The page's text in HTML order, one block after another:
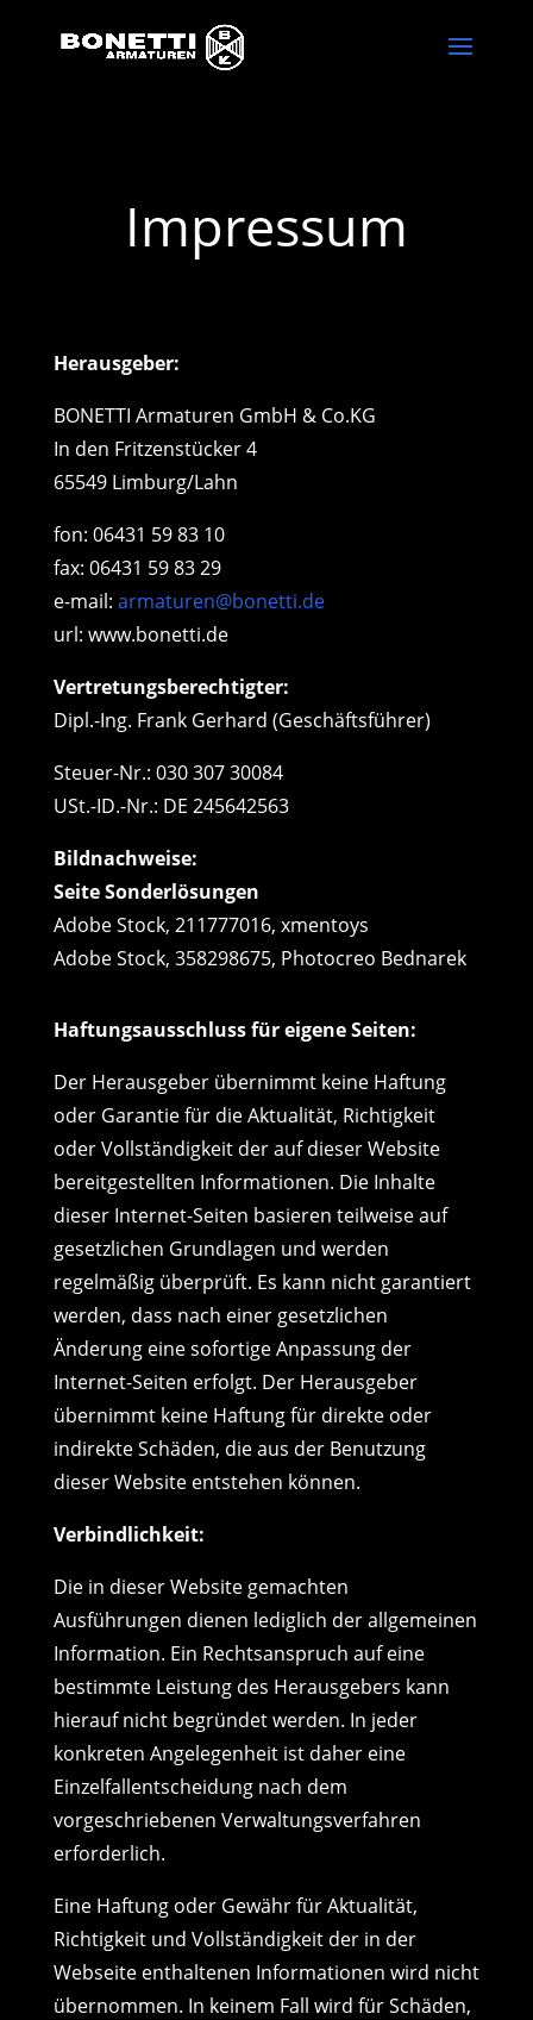
Impressum
Herausgeber:
BONETTI Armaturen GmbH & Co.KG
In den Fritzenstücker 4
65549 Limburg/Lahn
fon: 06431 59 83 10
fax: 06431 59 83 29
e-mail: armaturen@bonetti.de
url: www.bonetti.de
Vertretungsberechtigter:
Dipl.-Ing. FrankGerhard (Geschäftsführer)
Steuer-Nr.: 030 307 30084
USt.-ID.-Nr.: DE 245642563
Bildnachweise:
Seite Sonderlösungen
Adobe Stock, 211777016, xmentoys
Adobe Stock, 358298675, Photocreo Bednarek
Haftungsausschluss für eigene Seiten:
Der Herausgeber übernimmt keine Haftung
oder Garantie für die Aktualität, Richtigkeit
oder Vollständigkeit der auf dieser Website
bereitgestellten Informationen. Die Inhalte
dieser Internet-Seiten basieren teilweise auf
gesetzlichen Grundlagen und werden
regelmäßig überprüft. Es kann nicht garantiert
werden, dass nach einer gesetzlichen
Änderung eine sofortige Anpassung der
Internet-Seiten erfolgt. Der Herausgeber
übernimmt keine Haftung für direkte oder
indirekte Schäden, die aus der Benutzung
dieser Website entstehen können.
Verbindlichkeit:
Die in dieser Website gemachten
Ausführungen dienen lediglich der allgemeinen
Information. Ein Rechtsanspruch auf eine
bestimmte Leistung des Herausgebers kann
hierauf nicht begründet werden. In jeder
konkreten Angelegenheit ist daher eine
Einzelfallentscheidung nach dem
vorgeschriebenen Verwaltungsverfahren
erforderlich.
Eine Haftung oder Gewähr für Aktualität,
Richtigkeit und Vollständigkeit der in der
Webseite enthaltenen Informationen wird nicht
übernommen. In keinem Fall wird für Schäden,